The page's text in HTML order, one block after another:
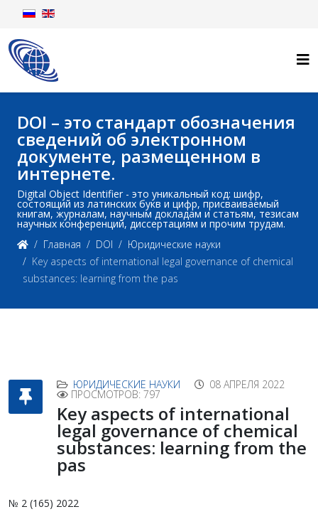
DOI – это стандарт обозначения
сведений об электронном
документе, размещенном в
интернете.
Digital Object Identifier - это уникальный код: шифр,
состоящий из латинских букв и цифр, присваиваемый
книгам, журналам, научным докладам и статьям, тезисам
научных конференций, диссертациям и прочим трудам.
Главная
DOI
Юридические науки
Key aspects of international legal governance of chemical
substances: learning from the pas
ЮРИДИЧЕСКИЕ НАУКИ 08 АПРЕЛЯ 2022
ПРОСМОТРОВ: 797
Key aspects of international
legal governance of chemical
substances: learning from the
pas
№ 2 (165) 2022